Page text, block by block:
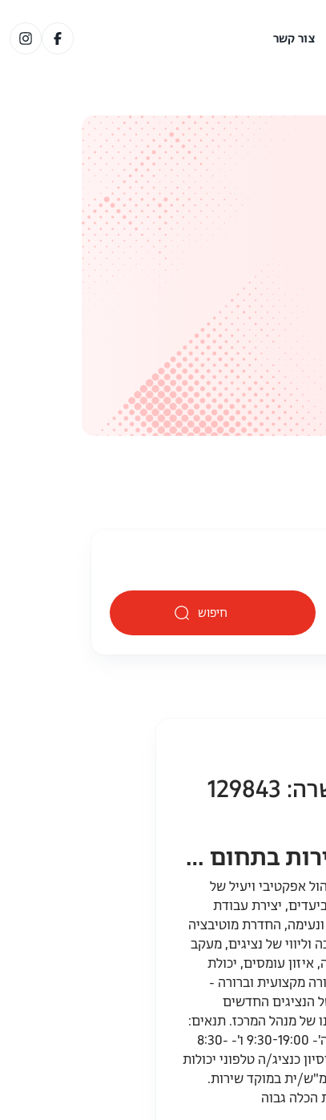
צור קשר
חיפוש
למרכז שירות בתחום הסלולר דרוש/ה ר"צ. שכר מעולה למתאימים/ות
אפקטיבי ויעיל של
יצירת עבודת
החדרת מוטיבציה
וליווי של נציגים, מעקב
איזון עומסים, יכולת
מקצועית וברורה -
הנציגים החדשים
של מנהל המרכז. תנאים:
משרה מלאה א'-ה'- 9:30-19:00 ו'- 8:30-
ניסיון כנציג/ה טלפוני יכולות
ית במוקד שירות.
הכלה גבוה